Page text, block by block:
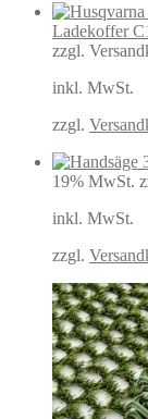
Ladekoffer
zzgl.
inkl. MwSt.
zzgl.
19% MwSt.
inkl. MwSt.
zzgl.